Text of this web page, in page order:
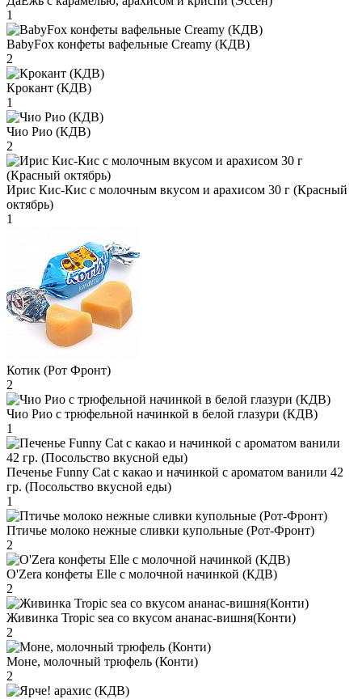
1
BabyFox конфеты вафельные Creamy (КДВ)
2
Крокант (КДВ)
1
Чио Рио (КДВ)
2
Ирис Кис-Кис с молочным вкусом и арахисом 30 г (Красный
октябрь)
1
Котик (Рот Фронт)
2
Чио Рио с трюфельной начинкой в белой глазури (КДВ)
1
Печенье Funny Сat с какао и начинкой с ароматом ванили 42
гр. (Посольство вкусной еды)
1
Птичье молоко нежные сливки купольные (Рот-Фронт)
2
O'Zera конфеты Elle с молочной начинкой (КДВ)
2
Живинка Tropic sea со вкусом ананас-вишня(Конти)
2
Моне, молочный трюфель (Конти)
2